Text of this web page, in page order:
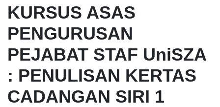
KURSUS ASAS
PENGURUSAN
PEJABAT STAF UniSZA
: PENULISAN KERTAS
CADANGAN SIRI 1